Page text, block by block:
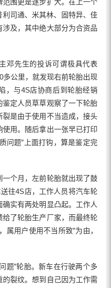
围更是逐步扩大。在上一个
司通、米其林、固特异、佳
及，其中绝大部分为合资品
先生的投诉可谓极具代表
多公里，就发现右前轮胎出现
，与4S店协商后到轮胎经销
定人员草草观察了一下轮胎
是由于使用不当造成，接头
用。随后拿出一张早已打印
问题”上面打钩，算是鉴定完
个月，左前轮胎就出现了鼓
往4S店，工作人员将汽车轮
实有两处明显凸起。工作人
了轮胎生产厂家，而最终轮
属用户使用不当所致”为由，
”轮胎。新车在行驶两个多
裂纹。想到自己因为工作需